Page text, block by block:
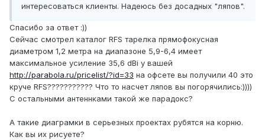
интересоваться клиенты. Надеюсь без досадных "ляпов".
Спасибо за ответ :))
Сейчас смотрел каталог RFS тарелка прямофокусная
диаметром 1,2 метра на диапазоне 5,9-6,4 имеет
максимальное усиление 35,6 dBi у вашей
http://parabola.ru/pricelist/?id=33 на офсете вы получили 40 это
круче RFS??????????? Что то насчет ляпов вы погорячились:))))
С остальными антеннками такой же парадокс?
А такие диаграмки в серьезных проектах рубятся на корню.
Как вы их рисуете?